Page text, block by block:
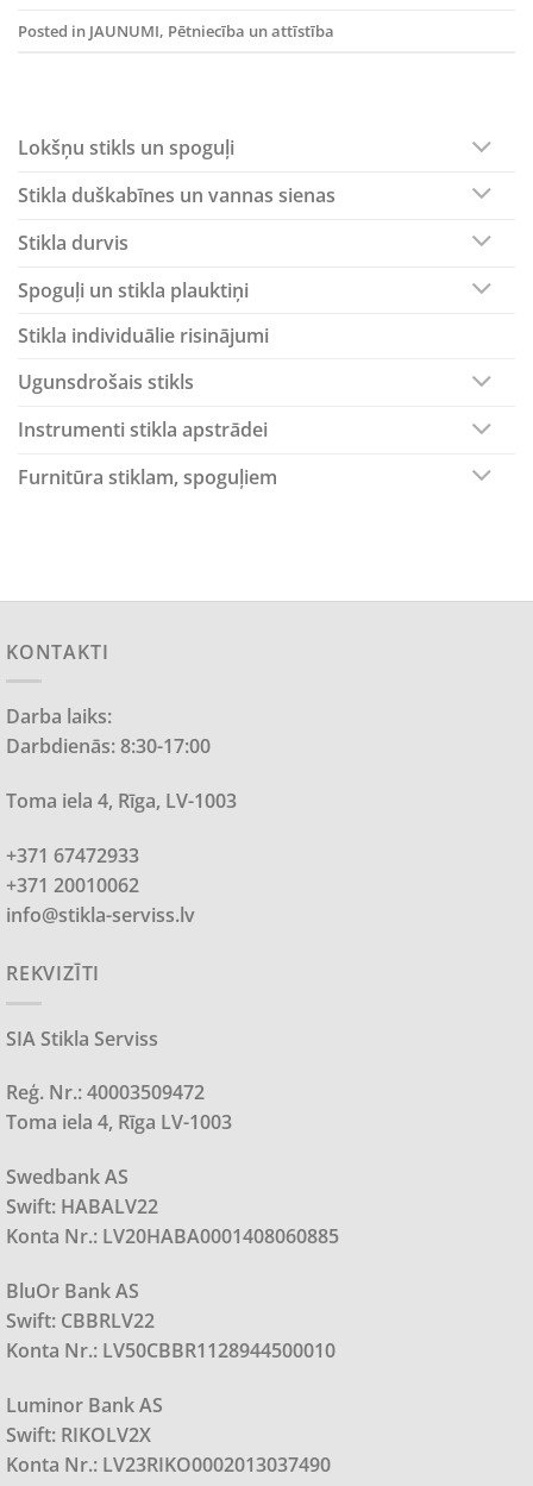
Posted in JAUNUMI, Pētniecība un attīstība
Lokšņu stikls un spoguļi
Stikla duškabīnes un vannas sienas
Stikla durvis
Spoguļi un stikla plauktiņi
Stikla individuālie risinājumi
Ugunsdrošais stikls
Instrumenti stikla apstrādei
Furnitūra stiklam, spoguļiem
KONTAKTI
Darba laiks:
Darbdienās: 8:30-17:00
Toma iela 4, Rīga, LV-1003
+371 67472933
+371 20010062
info@stikla-serviss.lv
REKVIZĪTI
SIA Stikla Serviss
Reģ. Nr.: 40003509472
Toma iela 4, Rīga LV-1003
Swedbank AS
Swift: HABALV22
Konta Nr.: LV20HABA0001408060885
BluOr Bank AS
Swift: CBBRLV22
Konta Nr.: LV50CBBR1128944500010
Luminor Bank AS
Swift: RIKOLV2X
Konta Nr.: LV23RIKO0002013037490